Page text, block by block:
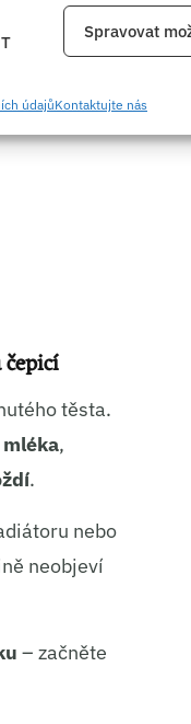
zařízení na
a obsahu,
Spravovat
údajůKontaktujte nás
těsta.
,
.
nebo
neobjeví
– začněte